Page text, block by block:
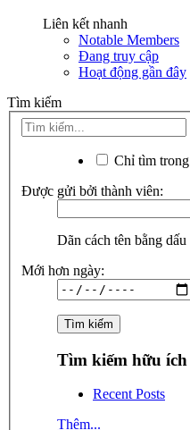
Liên kết nhanh
Notable Members
Đang truy cập
Hoạt động gần đây
Tìm kiếm
Chỉ tìm
Được gửi bởi thành viên:
Dãn cách tên bằng
Mới hơn ngày:
Tìm kiếm hữu ích
Recent Posts
Thêm...